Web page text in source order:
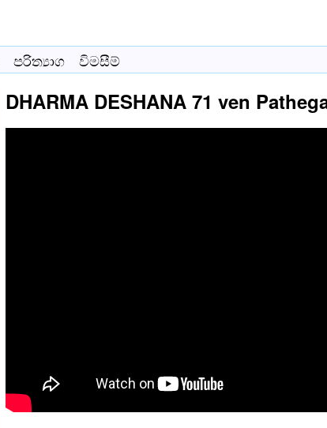
පරිත්‍යාග විමසීම්
DHARMA DESHANA 71 ven